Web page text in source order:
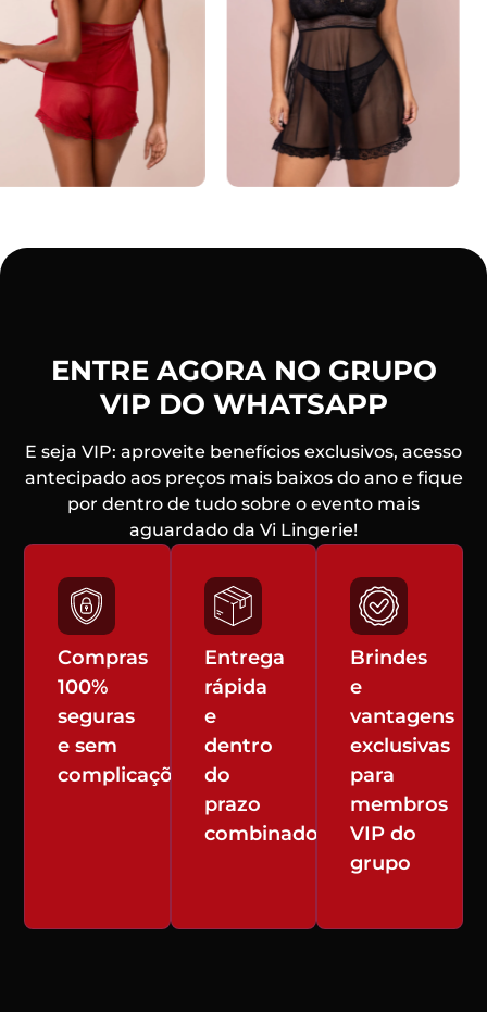
ENTRE AGORA NO GRUPO
VIP DO WHATSAPP
E seja VIP: aproveite benefícios exclusivos, acesso
antecipado aos preços mais baixos do ano e fique
por dentro de tudo sobre o evento mais
aguardado da Vi Lingerie!
Compras
100%
seguras
e sem
complicações
Entrega
rápida
e
dentro
do
prazo
combinado
Brindes
e
vantagens
exclusivas
para
membros
VIP do
grupo